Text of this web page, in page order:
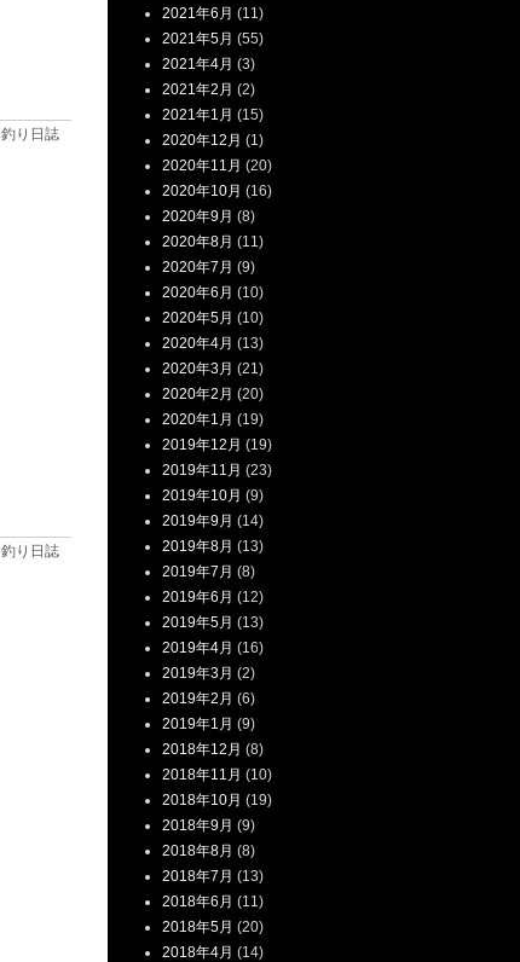
釣り日誌
釣り日誌
2021年6月 (11)
2021年5月 (55)
2021年4月 (3)
2021年2月 (2)
2021年1月 (15)
2020年12月 (1)
2020年11月 (20)
2020年10月 (16)
2020年9月 (8)
2020年8月 (11)
2020年7月 (9)
2020年6月 (10)
2020年5月 (10)
2020年4月 (13)
2020年3月 (21)
2020年2月 (20)
2020年1月 (19)
2019年12月 (19)
2019年11月 (23)
2019年10月 (9)
2019年9月 (14)
2019年8月 (13)
2019年7月 (8)
2019年6月 (12)
2019年5月 (13)
2019年4月 (16)
2019年3月 (2)
2019年2月 (6)
2019年1月 (9)
2018年12月 (8)
2018年11月 (10)
2018年10月 (19)
2018年9月 (9)
2018年8月 (8)
2018年7月 (13)
2018年6月 (11)
2018年5月 (20)
2018年4月 (14)